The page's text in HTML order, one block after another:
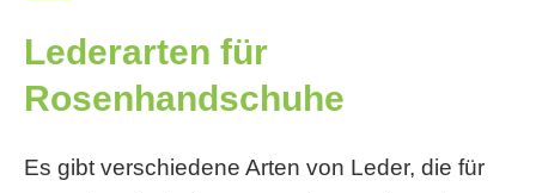
Lederarten für
Rosenhandschuhe
Es gibt verschiedene Arten von Leder, die für